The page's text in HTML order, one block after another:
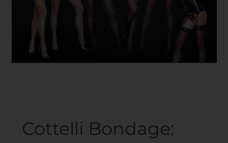
Cottelli Bondage: